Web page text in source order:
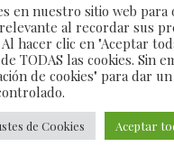
en nuestro sitio web
al recordar sus
hacer clic en "Aceptar
TODAS las cookies. Sin
de cookies" para dar un
de Cookies Aceptar